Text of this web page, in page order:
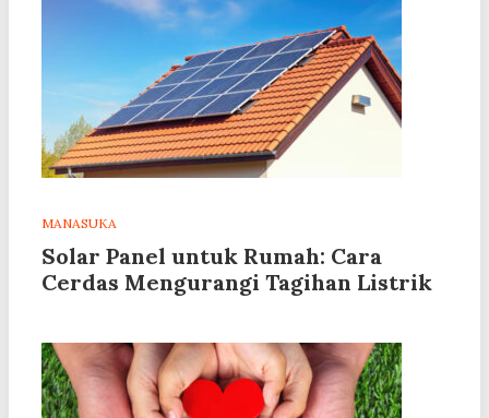
MANASUKA
Solar Panel untuk Rumah: Cara
Cerdas Mengurangi Tagihan Listrik